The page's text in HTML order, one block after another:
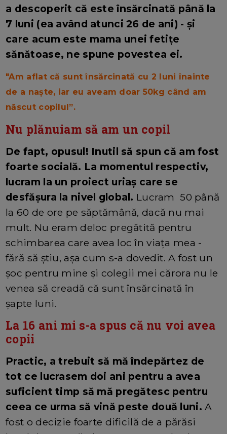
a descoperit că este însărcinată până la
7 luni (ea având atunci 26 de ani) - și
care acum este mama unei fetițe
sănătoase, ne spune povestea ei.
"Am aflat că sunt însărcinată cu 2 luni înainte
de a naște, iar eu aveam doar 50kg când am
născut copilul”.
Nu plănuiam să am un copil
De fapt, opusul! Inutil să spun că am fost
foarte socială. La momentul respectiv,
lucram la un proiect uriaș care se
desfășura la nivel global. Lucram 50 până
la 60 de ore pe săptămână, dacă nu mai
mult. Nu eram deloc pregătită pentru
schimbarea care avea loc în viața mea -
fără să știu, așa cum s-a dovedit. A fost un
șoc pentru mine și colegii mei cărora nu le
venea să creadă că sunt însărcinată în
șapte luni.
La 16 ani mi s-a spus că nu voi avea
copii
Practic, a trebuit să mă îndepărtez de
tot ce lucrasem doi ani pentru a avea
suficient timp să mă pregătesc pentru
ceea ce urma să vină peste două luni.A
fost o decizie foarte dificilă de a părăsi